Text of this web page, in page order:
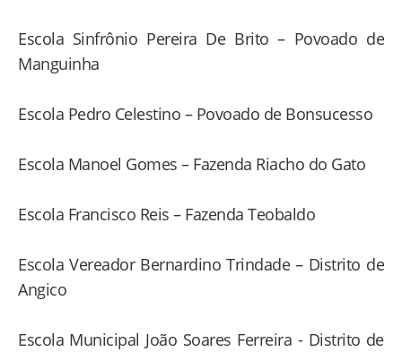
Escola Sinfrônio Pereira De Brito – Povoado de
Manguinha
Escola Pedro Celestino – Povoado de Bonsucesso
Escola Manoel Gomes – Fazenda Riacho do Gato
Escola Francisco Reis – Fazenda Teobaldo
Escola Vereador Bernardino Trindade – Distrito de
Angico
Escola Municipal João Soares Ferreira - Distrito de